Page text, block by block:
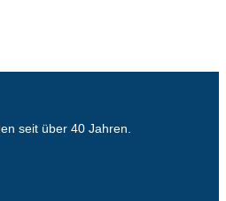
seit über 40 Jahren.